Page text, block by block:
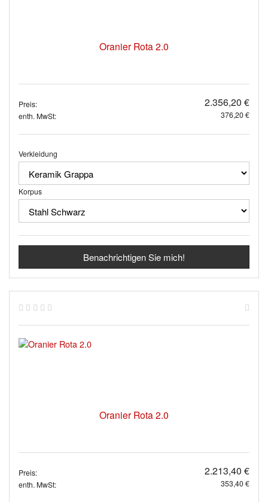
Oranier Rota 2.0
Preis: 2.356,20 €
enth. MwSt: 376,20 €
Verkleidung
Korpus
Benachrichtigen Sie mich!
Oranier Rota 2.0
Preis: 2.213,40 €
enth. MwSt: 353,40 €